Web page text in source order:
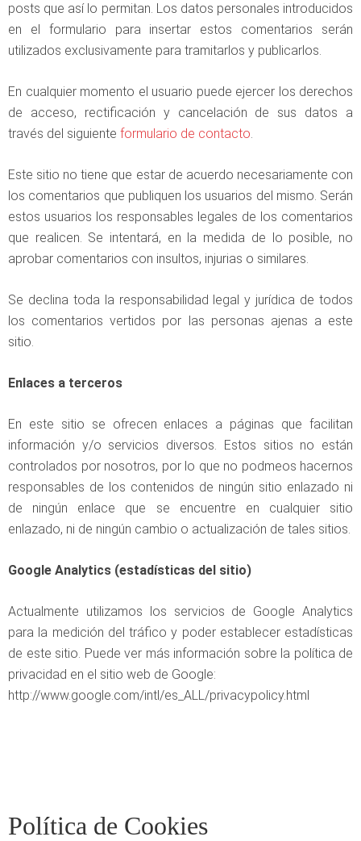
posts que así lo permitan. Los datos personales introducidos
en el formulario para insertar estos comentarios serán
utilizados exclusivamente para tramitarlos y publicarlos.
En cualquier momento el usuario puede ejercer los derechos
de acceso, rectificación y cancelación de sus datos a
través del siguiente formulario de contacto.
Este sitio no tiene que estar de acuerdo necesariamente con
los comentarios que publiquen los usuarios del mismo. Serán
estos usuarios los responsables legales de los comentarios
que realicen. Se intentará, en la medida de lo posible, no
aprobar comentarios con insultos, injurias o similares.
Se declina toda la responsabilidad legal y jurídica de todos
los comentarios vertidos por las personas ajenas a este
sitio.
Enlaces a terceros
En este sitio se ofrecen enlaces a páginas que facilitan
información y/o servicios diversos. Estos sitios no están
controlados por nosotros, por lo que no podmeos hacernos
responsables de los contenidos de ningún sitio enlazado ni
de ningún enlace que se encuentre en cualquier sitio
enlazado, ni de ningún cambio o actualización de tales sitios.
Google Analytics (estadísticas del sitio)
Actualmente utilizamos los servicios de Google Analytics
para la medición del tráfico y poder establecer estadísticas
de este sitio. Puede ver más información sobre la política de
privacidad en el sitio web de Google:
http://www.google.com/intl/es_ALL/privacypolicy.html
Política de Cookies